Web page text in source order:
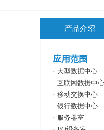
产品介绍
应用范围
· 大型数据中心
· 互联网数据中心
· 移动交换中心
· 银行数据中心
· 服务器室